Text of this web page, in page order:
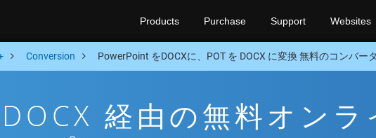
Products Purchase Support Websites
Conversion PowerPoint をDOCXに、POT を DOCX に変換 無料のコンバー
経由の無料オンラ